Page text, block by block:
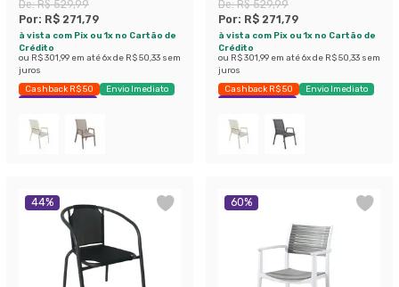
De:R$ 529,99
Por: R$ 271,79
à vista com Pix ou 1x no Cartão de
Crédito
ou R$ 301,99 em até6x de R$ 50,33 sem
juros
Cashback R$ 50
Envio Imediato
Economize 48%
De:R$ 529,99
Por: R$ 271,79
à vista com Pix ou 1x no Cartão de
Crédito
ou R$ 301,99 em até6x de R$ 50,33 sem
juros
Cashback R$ 50
Envio Imediato
Economize 48%
44% 60%